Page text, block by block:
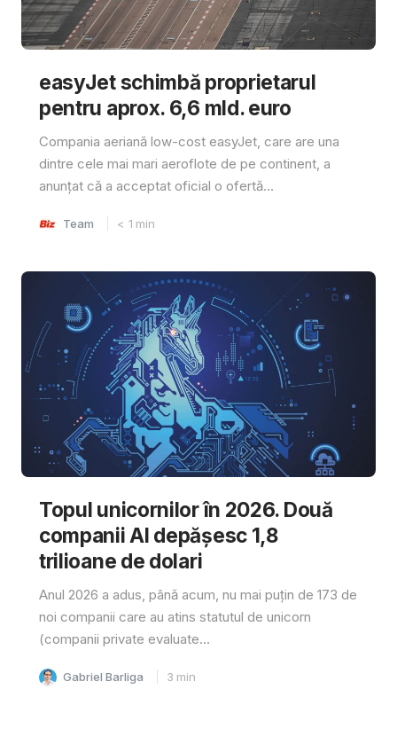
easyJet schimbă proprietarul
pentru aprox. 6,6 mld. euro
Compania aeriană low-cost easyJet, care are una
dintre cele mai mari aeroflote de pe continent, a
anunțat că a acceptat oficial o ofertă...
Team < 1 min
Topul unicornilor în 2026. Două
companii AI depășesc 1,8
trilioane de dolari
Anul 2026 a adus, până acum, nu mai puțin de 173 de
noi companii care au atins statutul de unicorn
(companii private evaluate...
Gabriel Barliga 3 min